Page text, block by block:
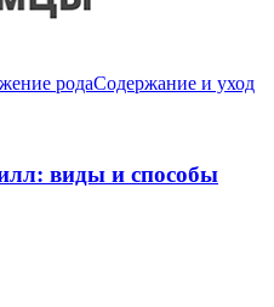
родаСодержание и уход
виды и способы